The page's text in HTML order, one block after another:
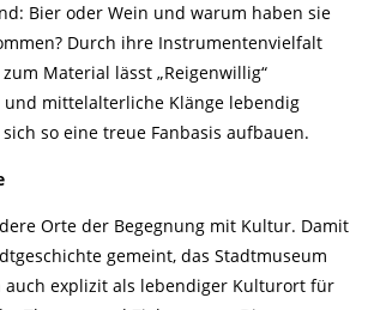
Bier oder Wein und warum haben sie
Durch ihre Instrumentenvielfalt
Material lässt „Reigenwillig“
mittelalterliche Klänge lebendig
so eine treue Fanbasis aufbauen.
Orte der Begegnung mit Kultur. Damit
gemeint, das Stadtmuseum
auch explizit als lebendiger Kulturort für